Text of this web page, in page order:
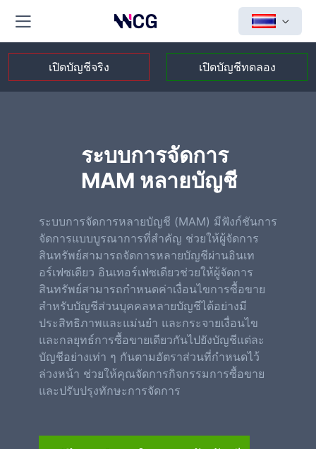
เปิดบัญชีจริง เปิดบัญชีทดลอง
ระบบการจัดการ
MAM หลายบัญชี
ระบบการจัดการหลายบัญชี (MAM) มีฟังก์ชันการ
จัดการแบบบูรณาการที่สำคัญ ช่วยให้ผู้จัดการ
สินทรัพย์สามารถจัดการหลายบัญชีผ่านอินเท
อร์เฟซเดียว อินเทอร์เฟซเดียวช่วยให้ผู้จัดการ
สินทรัพย์สามารถกำหนดค่าเงื่อนไขการซื้อขาย
สำหรับบัญชีส่วนบุคคลหลายบัญชีได้อย่างมี
ประสิทธิภาพและแม่นยำ และกระจายเงื่อนไข
และกลยุทธ์การซื้อขายเดียวกันไปยังบัญชีแต่ละ
บัญชีอย่างเท่า ๆ กันตามอัตราส่วนที่กำหนดไว้
ล่วงหน้า ช่วยให้คุณจัดการกิจกรรมการซื้อขาย
และปรับปรุงทักษะการจัดการ